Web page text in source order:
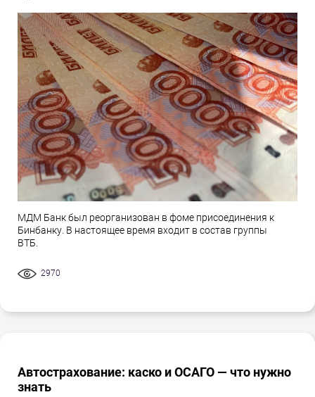
МДМ Банк был реорганизован в фоме присоединения к
Бинбанку. В настоящее время входит в состав группы
ВТБ.
2970
Автострахование: каско и ОСАГО — что нужно
знать